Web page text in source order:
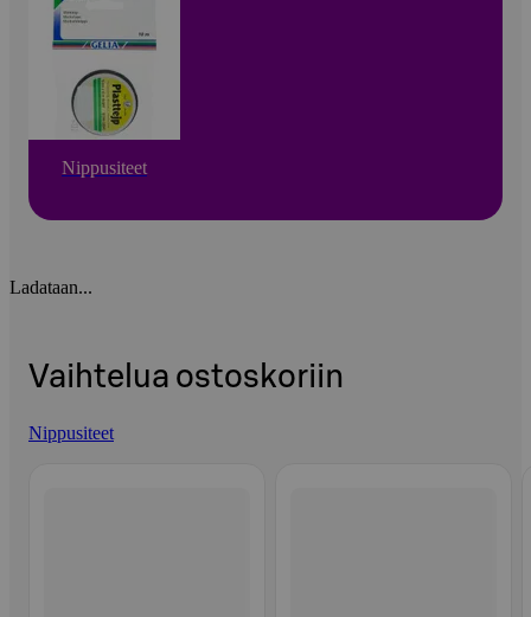
Nippusiteet
Ladataan...
Vaihtelua ostoskoriin
Nippusiteet